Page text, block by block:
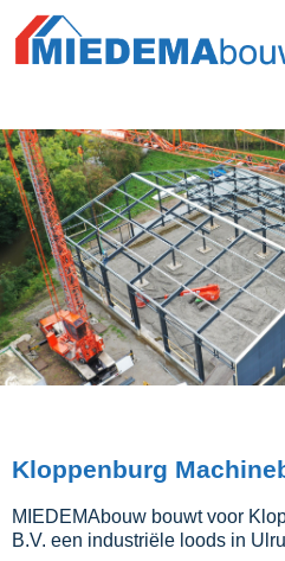
Kloppenburg
MIEDEMAbouw bouwt voor
B.V. een industriële loods in